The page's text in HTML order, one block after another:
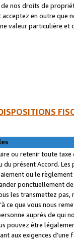
nos droits de
acceptez en outre que
valeur particulière
ou retenir toute
du présent Accord.
ou le
ponctuellement
les transmettez
ce que vous nous
auprès de qui
pouvez être
aux exigences